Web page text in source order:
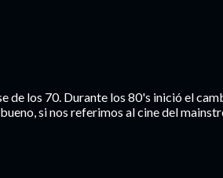
de los 70. Durante los 80's inició el
si nos referimos al cine del